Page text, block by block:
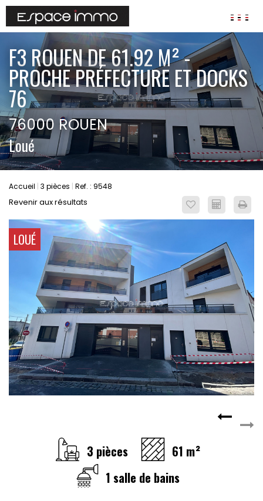
AGENCES
ANNONCES
VIAGER
IMMOBILIER D'ENTREPRISE
Locaux commerciaux
Bureaux
Fonds de commerces
Gestion locative
Garantie Loyers impayés
Assurances
SYNDIC
CONTACT
RECRUTEMENT
SERVICES
Actualités
Partenaires
Le palmarès de l'entreprise
F3 ROUEN DE 61.92 M² -
PROCHE PRÉFECTURE ET DOCKS
76
76000 ROUEN
Loué
Accueil 3 pièces Ref. : 9548
Revenir aux résultats
LOUÉ
3 pièces
61 m²
1 salle de bains